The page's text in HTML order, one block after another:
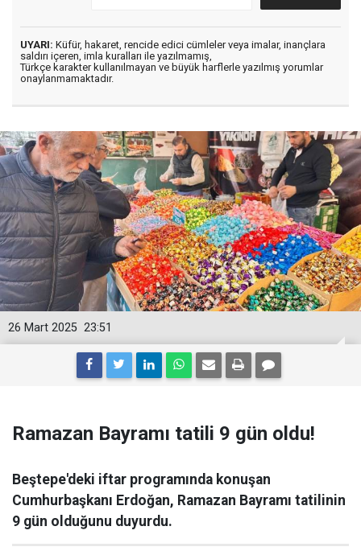
UYARI: Küfür, hakaret, rencide edici cümleler veya imalar, inançlara
saldırı içeren, imla kuralları ile yazılmamış,
Türkçe karakter kullanılmayan ve büyük harflerle yazılmış yorumlar
onaylanmamaktadır.
23:51
26 Mart 2025
Ramazan Bayramı tatili 9 gün oldu!
Beştepe'deki iftar programında konuşan
Cumhurbaşkanı Erdoğan, Ramazan Bayramı tatilinin
9 gün olduğunu duyurdu.